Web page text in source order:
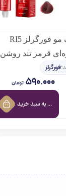
رنگ مو فورگرلز RI5
قرمز تند روشن
فورگرلز
۵۹۰.۰۰۰ تومان
افزودن به سبد خرید